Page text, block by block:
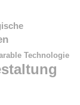
Technologie